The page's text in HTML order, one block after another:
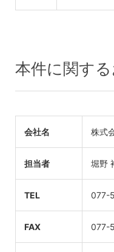
本件に関す
会社名 株式
担当者 堀野
TEL 077-
FAX 077-